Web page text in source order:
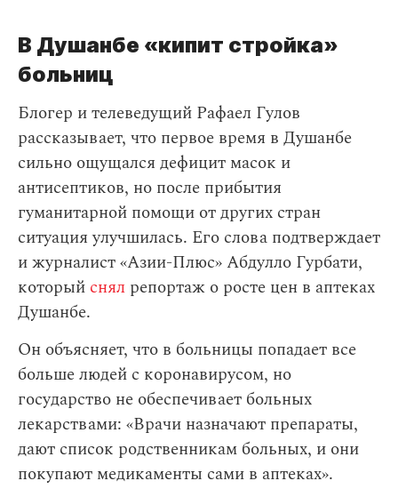
В Душанбе «кипит стройка»
больниц
Блогер и телеведущий Рафаел Гулов
рассказывает, что первое время в Душанбе
сильно ощущался дефицит масок и
антисептиков, но после прибытия
гуманитарной помощи от других стран
ситуация улучшилась. Его слова подтверждает
и журналист «Азии-Плюс» Абдулло Гурбати,
который снял репортаж о росте цен в аптеках
Душанбе.
Он объясняет, что в больницы попадает все
больше людей с коронавирусом, но
государство не обеспечивает больных
лекарствами: «Врачи назначают препараты,
дают список родственникам больных, и они
покупают медикаменты сами в аптеках».